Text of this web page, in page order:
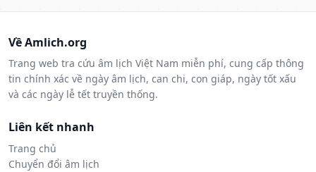
Về Amlich.org
Trang web tra cứu âm lịch Việt Nam miễn phí, cung cấp thông
tin chính xác về ngày âm lịch, can chi, con giáp, ngày tốt xấu
và các ngày lễ tết truyền thống.
Liên kết nhanh
Trang chủ
Chuyển đổi âm lịch